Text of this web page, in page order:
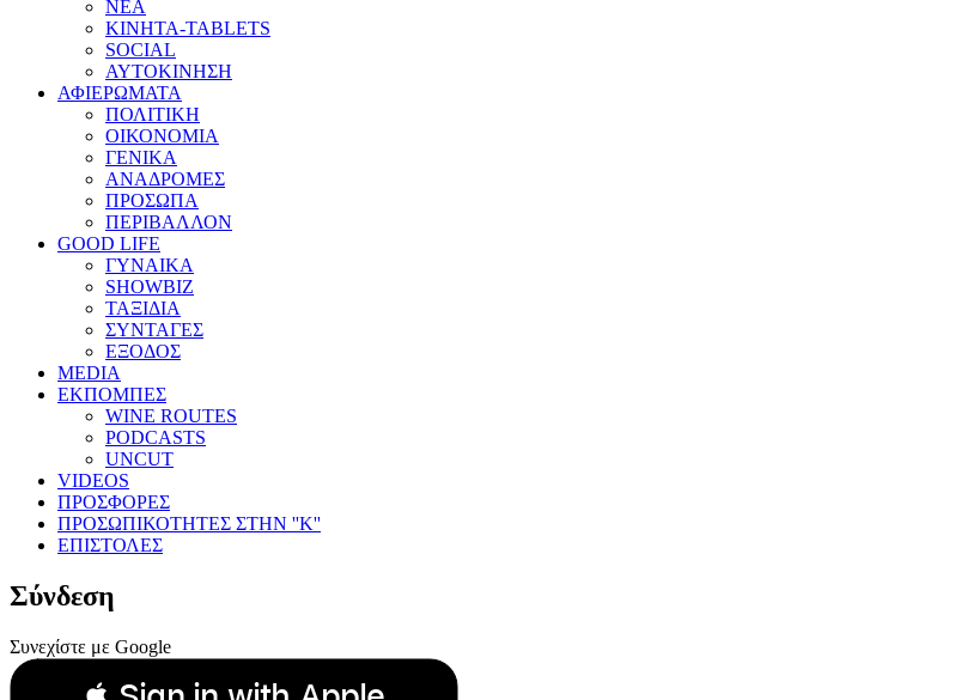
ΝΕΑ
ΚΙΝΗΤΑ-TABLETS
SOCIAL
ΑΥΤΟΚΙΝΗΣΗ
ΑΦΙΕΡΩΜΑΤΑ
ΠΟΛΙΤΙΚΗ
ΟΙΚΟΝΟΜΙΑ
ΓΕΝΙΚΑ
ΑΝΑΔΡΟΜΕΣ
ΠΡΟΣΩΠΑ
ΠΕΡΙΒΑΛΛΟΝ
GOOD LIFE
ΓΥΝΑΙΚΑ
SHOWBIZ
ΤΑΞΙΔΙΑ
ΣΥΝΤΑΓΕΣ
ΕΞΟΔΟΣ
MEDIA
ΕΚΠΟΜΠΕΣ
WINE ROUTES
PODCASTS
UNCUT
VIDEOS
ΠΡΟΣΦΟΡΕΣ
ΠΡΟΣΩΠΙΚΟΤΗΤΕΣ ΣΤΗΝ ''Κ''
ΕΠΙΣΤΟΛΕΣ
Σύνδεση
Συνεχίστε με Google